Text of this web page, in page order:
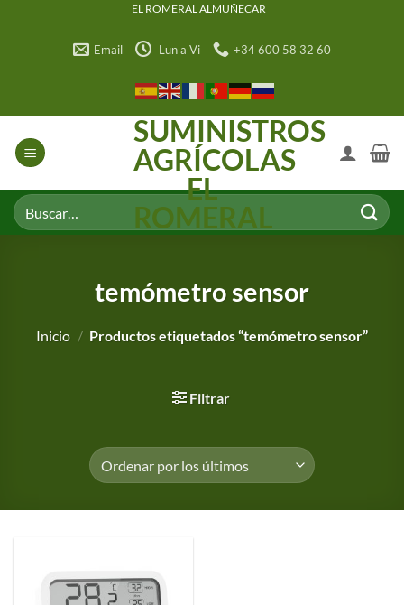
EL ROMERAL ALMUÑECAR
Email Lun a Vi +34 600 58 32 60
SUMINISTROS
AGRÍCOLAS
EL
ROMERAL
Buscar
por:
temómetro sensor
Inicio / Productos etiquetados “temómetro sensor”
Filtrar